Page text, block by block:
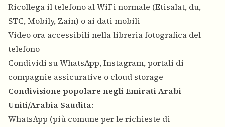
Ricollega il telefono al WiFi normale (Etisalat, du,
STC, Mobily, Zain) o ai dati mobili
Video ora accessibili nella libreria fotografica del
telefono
Condividi su WhatsApp, Instagram, portali di
compagnie assicurative o cloud storage
Condivisione popolare negli Emirati Arabi
Uniti/Arabia Saudita:
WhatsApp (più comune per le richieste di